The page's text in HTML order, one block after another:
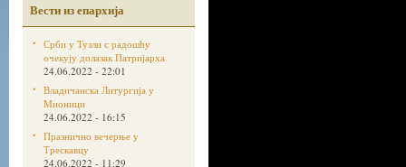
Вести из епархија
Срби у Тузли с радошћу
очекују долазак Патријарха
24.06.2022 - 22:01
Владичанска Литургија у
Мионици
24.06.2022 - 16:15
Празнично вечерње у
Трескавцу
24.06.2022 - 11:29